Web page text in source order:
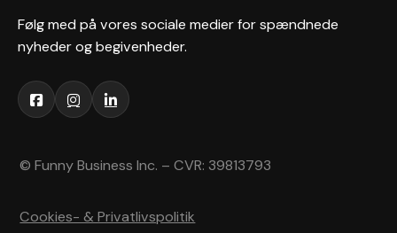
Følg med på vores sociale medier for spændnede
nyheder og begivenheder.
© Funny Business Inc. – CVR: 39813793
Cookies- & Privatlivspolitik